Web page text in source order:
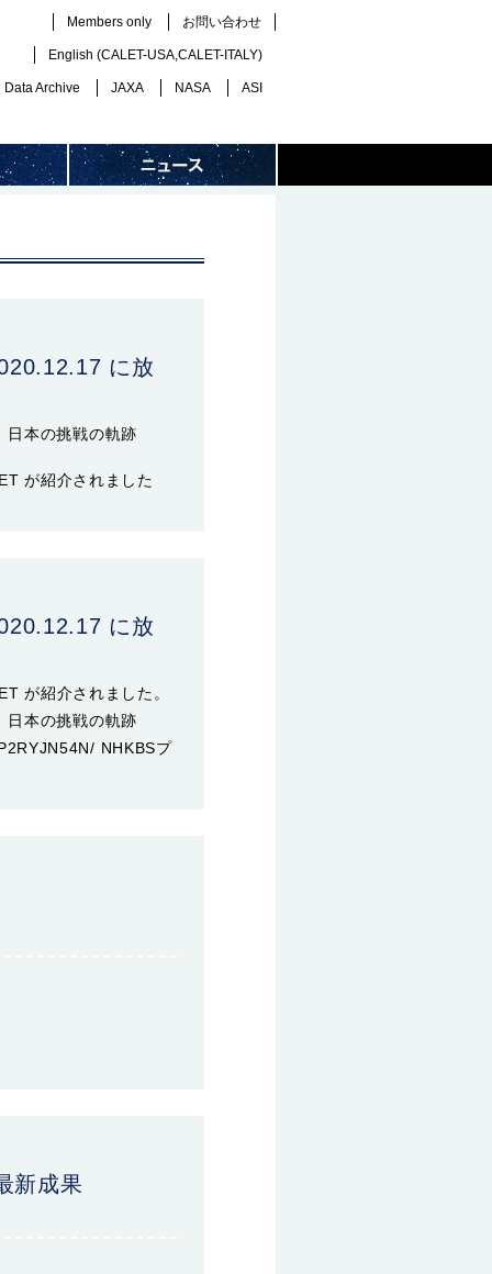
Members only お問い合わせ
English (CALET-USA,CALET-ITALY)
Data Archive JAXA NASA ASI
に放
本の挑戦の軌跡
が紹介されました
に放
が紹介されました。
本の挑戦の軌跡
NHKBSプ
新成果